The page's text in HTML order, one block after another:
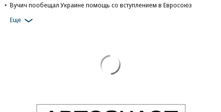
Вучич пообещал Украине помощь со вступлением в Евросоюз
Еще